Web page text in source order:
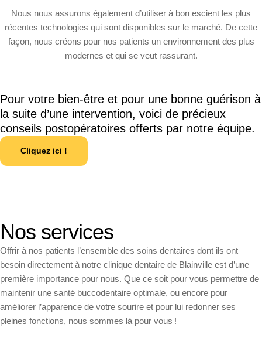
Nous nous assurons également d’utiliser à bon escient les plus
récentes technologies qui sont disponibles sur le marché. De cette
façon, nous créons pour nos patients un environnement des plus
modernes et qui se veut rassurant.
Pour votre bien-être et pour une bonne guérison à
la suite d’une intervention, voici de précieux
conseils postopératoires offerts par notre équipe.
Cliquez ici !
Nos services
Offrir à nos patients l’ensemble des soins dentaires dont ils ont
besoin directement à notre clinique dentaire de Blainville est d’une
première importance pour nous. Que ce soit pour vous permettre de
maintenir une santé buccodentaire optimale, ou encore pour
améliorer l’apparence de votre sourire et pour lui redonner ses
pleines fonctions, nous sommes là pour vous !